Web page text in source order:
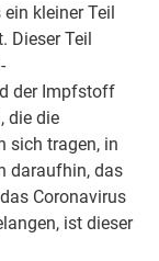
kleiner Teil
Dieser Teil
der Impfstoff
die die
sich tragen, in
daraufhin, das
Coronavirus
ist dieser